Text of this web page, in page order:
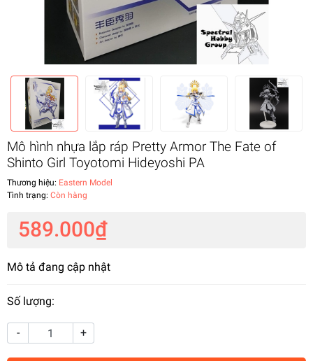
Mô hình nhựa lắp ráp Pretty Armor The Fate of
Shinto Girl Toyotomi Hideyoshi PA
Thương hiệu: Eastern Model
Tình trạng: Còn hàng
589.000₫
Mô tả đang cập nhật
Số lượng:
- +